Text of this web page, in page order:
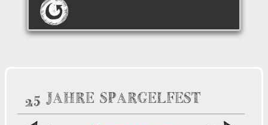
25 JAHRE SPARGELFEST